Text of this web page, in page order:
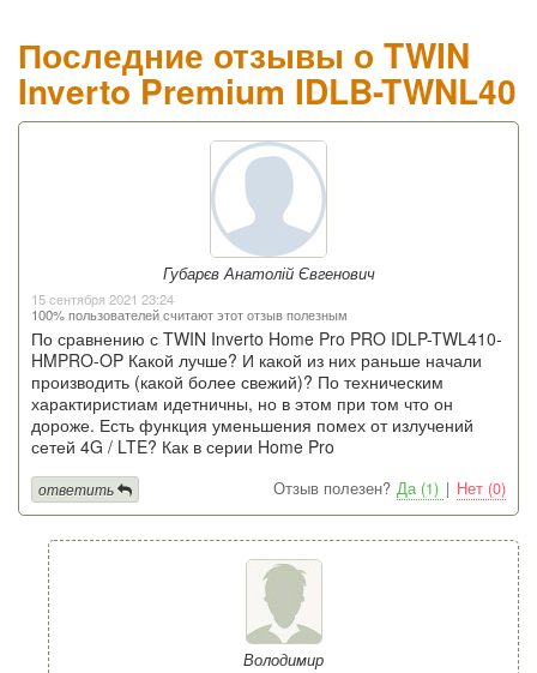
Последние отзывы о TWIN
Inverto Premium IDLB-TWNL40
Губарєв Анатолій Євгенович
15 сентября 2021 23:24
100% пользователей считают этот отзыв полезным
По сравнению с TWIN Inverto Home Pro PRO IDLP-TWL410-
HMPRO-OP Какой лучше? И какой из них раньше начали
производить (какой более свежий)? По техническим
характиристиам идетничны, но в этом при том что он
дороже. Есть функция уменьшения помех от излучений
сетей 4G / LTE? Как в серии Home Pro
Отзыв полезен? Да (1) | Нет (0)
ответить
Володимир